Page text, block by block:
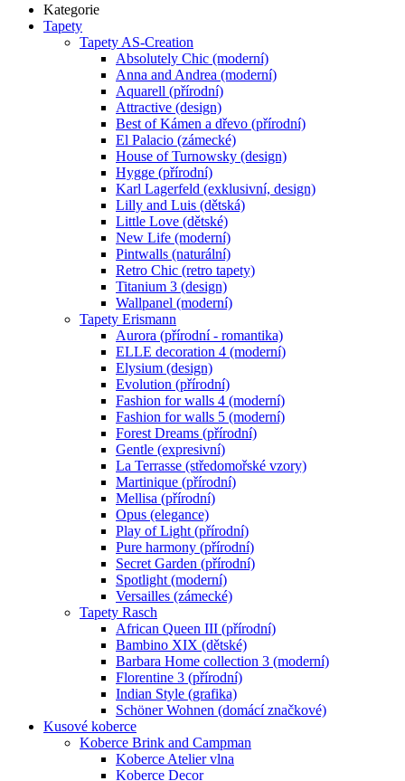
Kategorie
Tapety
Tapety AS-Creation
Absolutely Chic (moderní)
Anna and Andrea (moderní)
Aquarell (přírodní)
Attractive (design)
Best of Kámen a dřevo (přírodní)
El Palacio (zámecké)
House of Turnowsky (design)
Hygge (přírodní)
Karl Lagerfeld (exklusivní, design)
Lilly and Luis (dětská)
Little Love (dětské)
New Life (moderní)
Pintwalls (naturální)
Retro Chic (retro tapety)
Titanium 3 (design)
Wallpanel (moderní)
Tapety Erismann
Aurora (přírodní - romantika)
ELLE decoration 4 (moderní)
Elysium (design)
Evolution (přírodní)
Fashion for walls 4 (moderní)
Fashion for walls 5 (moderní)
Forest Dreams (přírodní)
Gentle (expresivní)
La Terrasse (středomořské vzory)
Martinique (přírodní)
Mellisa (přírodní)
Opus (elegance)
Play of Light (přírodní)
Pure harmony (přírodní)
Secret Garden (přírodní)
Spotlight (moderní)
Versailles (zámecké)
Tapety Rasch
African Queen III (přírodní)
Bambino XIX (dětské)
Barbara Home collection 3 (moderní)
Florentine 3 (přírodní)
Indian Style (grafika)
Schöner Wohnen (domácí značkové)
Kusové koberce
Koberce Brink and Campman
Koberce Atelier vlna
Koberce Decor